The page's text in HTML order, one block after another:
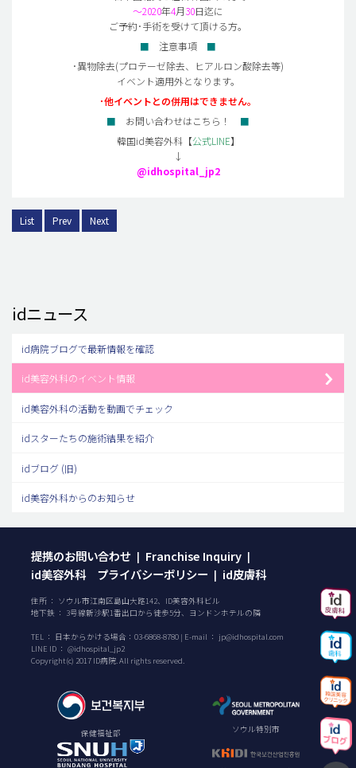
～2020年4月30日迄に
ご予約･手術を受けて頂ける方。
■ 注意事項 ■
･異物除去(プロテーゼ除去、ヒアルロン酸除去等)
イベント適用外となります。
･他イベントとの併用はできません。
■ お問い合わせはこちら！ ■
韓国id美容外科【公式LINE】
↓
@idhospital_jp2
List Prev Next
idニュース
id病院ブログで最新情報を確認
id美容外科のイベント情報
id美容外科の活動を動画でチェック
idスターたちの施術結果を紹介
idブログ (旧)
id美容外科からのお知らせ
提携のお問い合わせ | Franchise Inquiry |
id美容外科 プライバシーポリシー | id皮膚科
住所 ： ソウル市江南区島山大路142、ID美容外科ビル
地下鉄 ： 3号線新沙駅1番出口から徒歩5分、ヨンドンホテルの隣
TEL ： 日本からかける場合： 03-6868-8780 | E-mail ： jp@idhospital.com
LINE ID ： @idhospital_jp2
Copyright(c) 2017 ID病院. All rights reserved.
保健福祉部 ソウル特別市